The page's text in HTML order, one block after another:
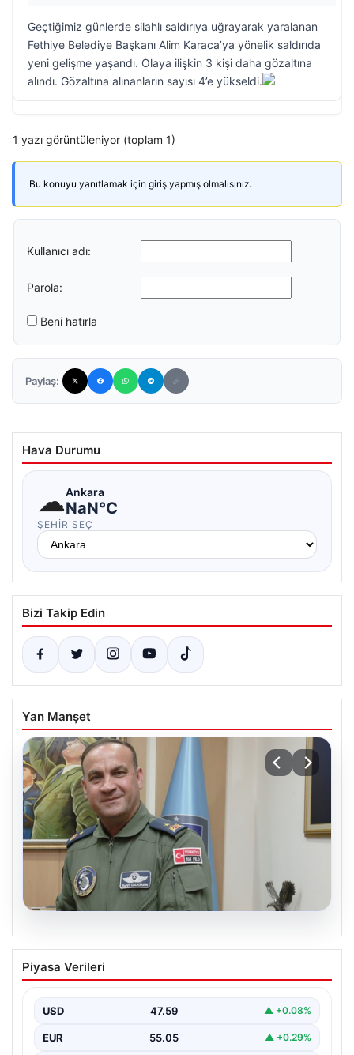
Geçtiğimiz günlerde silahlı saldırıya uğrayarak yaralanan
Fethiye Belediye Başkanı Alim Karaca’ya yönelik saldırıda
yeni gelişme yaşandı. Olaya ilişkin 3 kişi daha gözaltına
alındı. Gözaltına alınanların sayısı 4’e yükseldi.
1 yazı görüntüleniyor (toplam 1)
Bu konuyu yanıtlamak için giriş yapmış olmalısınız.
Kullanıcı adı:
Parola:
Beni hatırla
Paylaş:
Hava Durumu
☁Ankara
NaN°C
ŞEHIR SEÇ
Bizi Takip Edin
Yan Manşet
Rafet Dalkıran kimdir? Yeni Hava
Kuvvetleri Komutanı Rafet Dalkıran’ın
Piyasa Verileri
USD 47.59 ▲ +0.08%
EUR 55.05 ▲ +0.29%